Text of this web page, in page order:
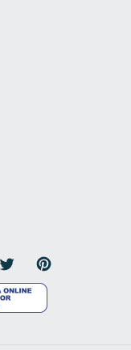
TwitterPinterest